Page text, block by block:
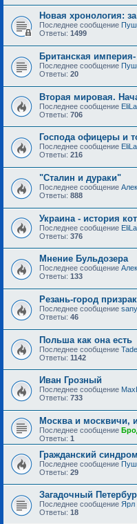
Новая хронология:
Последнее сообщение
Ответы: 1499
Британская
Последнее сообщение
Ответы: 20
Вторая мировая.
Последнее сообщение
Ответы: 706
Господа офицеры и
Последнее сообщение
Ответы: 216
"Сталин и дураки"
Последнее сообщение
Ответы: 888
Украина - история
Последнее сообщение
Ответы: 376
Мнение Бульдозера
Последнее сообщение
Ответы: 133
Резань-город призрак
Последнее сообщение
Ответы: 46
Польша как она есть
Последнее сообщение
Ответы: 1142
Иван Грозный
Последнее сообщение
Ответы: 733
Москва и москвичи,
Последнее сообщение
Ответы: 1
Гражданский синдром
Последнее сообщение
Ответы: 29
Загадочный
Последнее сообщение Ярл
Ответы: 18